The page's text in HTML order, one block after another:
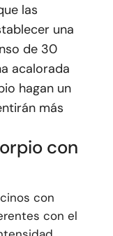
las
una
de 30
acalorada
hagan un
más
con
con
con el